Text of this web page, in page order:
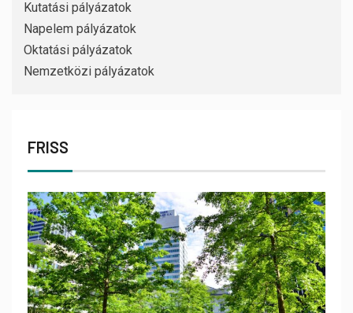
Kutatási pályázatok
Napelem pályázatok
Oktatási pályázatok
Nemzetközi pályázatok
FRISS